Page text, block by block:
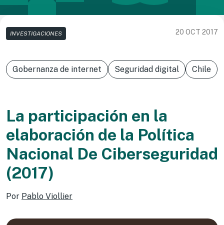
INVESTIGACIONES 20 OCT 2017
Gobernanza de internet Seguridad digital Chile
La participación en la
elaboración de la Política
Nacional De Ciberseguridad
(2017)
Por Pablo Viollier